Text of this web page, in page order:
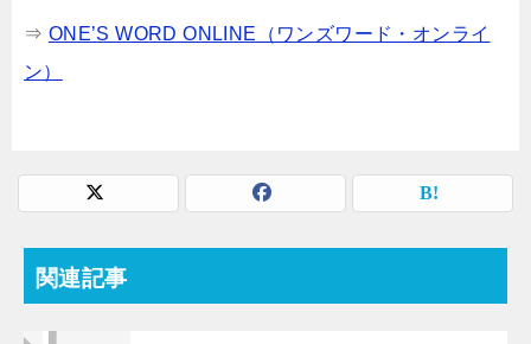
⇒ ONE’S WORD ONLINE（ワンズワード・オンライ
ン）
関連記事